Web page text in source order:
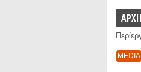
MEDIA